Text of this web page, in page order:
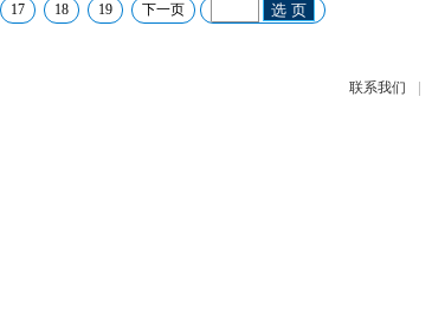
17 18 19 下一页 选 页
联系我们 |